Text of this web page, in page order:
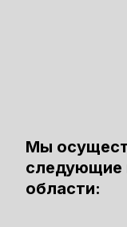
Мы
следующие
области: